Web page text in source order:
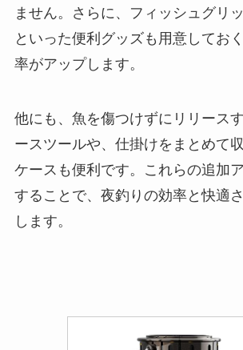
ません。さらに、フィッシュグリ
といった便利グッズも用意してお
率がアップします。
他にも、魚を傷つけずにリリース
ースツールや、仕掛けをまとめて
ケースも便利です。これらの追加
することで、夜釣りの効率と快適
します。